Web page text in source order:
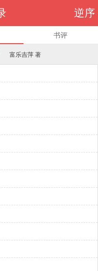
逆序
书评
富乐吉萍著